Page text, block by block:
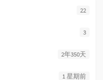
22
3
2年350天
1 星期前